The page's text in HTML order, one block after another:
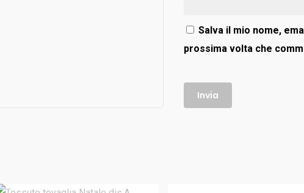
Salva il mio nome,
prossima volta che